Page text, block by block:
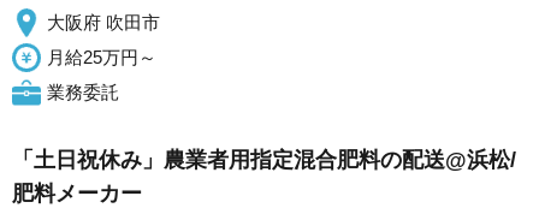
大阪府 吹田市
月給25万円～
業務委託
「土日祝休み」農業者用指定混合肥料の配送@浜松/
肥料メーカー